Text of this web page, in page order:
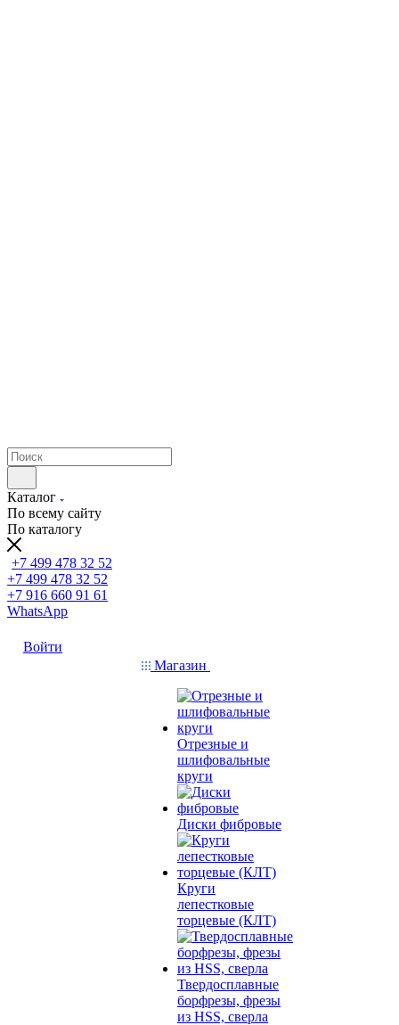
Каталог
По всему сайту
По каталогу
+7 499 478 32 52
+7 499 478 32 52
+7 916 660 91 61
WhatsApp
Войти
Магазин
Отрезные и
шлифовальные
круги
Диски фибровые
Круги
лепестковые
торцевые (КЛТ)
Твердосплавные
борфрезы, фрезы
из HSS, сверла